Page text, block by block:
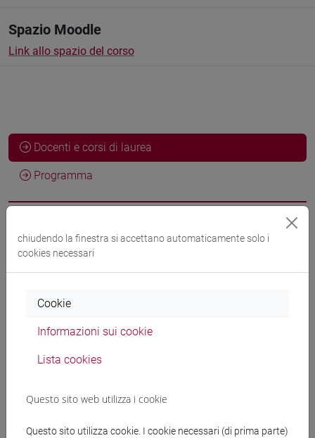
Spazio Moodle
Link allo spazio del corso
Docenti e corsi di laurea
Programma
Docenti
OKTEM Kerem Halil-Latif- 30h Lezione
Materiali su Moodle
Corsi di studio e percorsi
chiudendo la finestra si accettano automaticamente solo i
cookies necessari
Cookie
Informazioni sui cookie
Lista cookies
Questo sito web utilizza i cookie
Questo sito utilizza cookie. I cookie necessari (di prima parte)